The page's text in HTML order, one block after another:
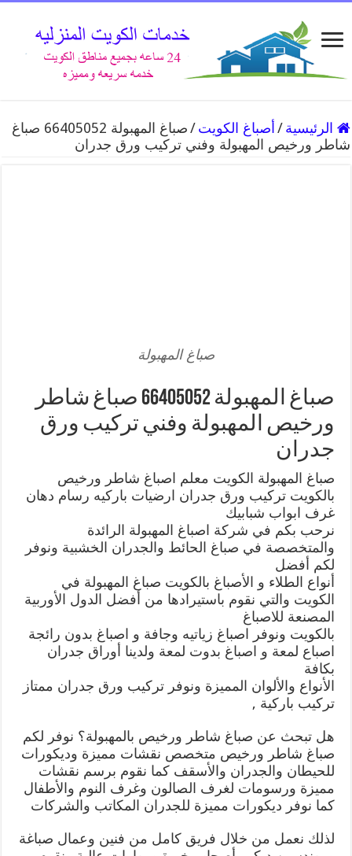
الرئيسية /أصباغ الكويت /
صباغ المهبولة 66405052 صباغ
شاطر ورخيص المهبولة وفني تركيب ورق جدران
صباغ المهبولة
صباغ المهبولة 66405052 صباغ شاطر
ورخيص المهبولة وفني تركيب ورق
جدران
صباغ المهبولة الكويت معلم اصباغ شاطر ورخيص
بالكويت تركيب ورق جدران ارضيات باركيه رسام دهان
غرف ابواب شبابيك
نرحب بكم في شركة اصباغ المهبولة الرائدة
والمتخصصة في صباغ الحائط والجدران الخشبية ونوفر
لكم أفضل
أنواع الطلاء و الأصباغ بالكويت صباغ المهبولة في
الكويت والتي نقوم باستيرادها من أفضل الدول الأوربية
المصنعة للاصباغ
بالكويت ونوفر اصباغ زياتيه وجافة و اصباغ بدون رائجة
اصباع لمعة و اصباغ بدوت لمعة ولدينا أوراق جدران
بكافة
الأنواع والألوان المميزة ونوفر تركيب ورق جدران ممتاز
تركيب باركية ,
هل تبحث عن صباغ شاطر ورخيص بالمهبولة؟ نوفر لكم
صباغ شاطر ورخيص متخصص نقشات مميزة وديكورات
للحيطان والجدران والأسقف كما نقوم برسم نقشات
مميزة ورسومات لغرف الصالون وغرف النوم والأطفال
كما نوفر ديكورات مميزة للجدران المكاتب والشركات
لذلك نعمل من خلال فريق كامل من فنين وعمال صباغة